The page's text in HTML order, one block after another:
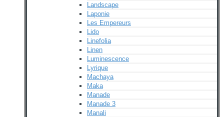
Landscape
Laponie
Les Empereurs
Lido
Linefolia
Linen
Luminescence
Lyrique
Machaya
Maka
Manade
Manade 3
Manali